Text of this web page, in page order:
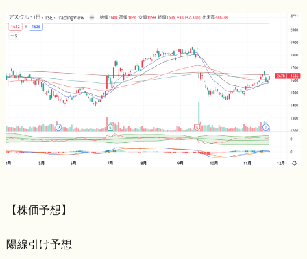
【株価予想】
陽線引け予想